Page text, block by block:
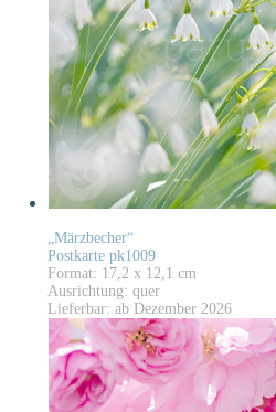
„Märzbecher“
Postkarte pk1009
Format: 17,2 x 12,1 cm
Ausrichtung: quer
Lieferbar: ab Dezember 2026